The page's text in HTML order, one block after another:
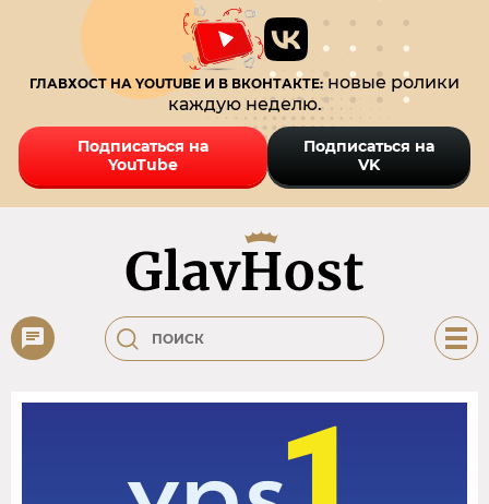
ГЛАВХОСТ НА YOUTUBE И В ВКОНТАКТЕ:новые ролики
каждую неделю.
Подписаться на
YouTube
Подписаться на
VK